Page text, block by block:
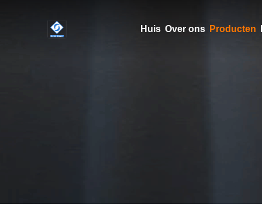
Huis Over ons Producten